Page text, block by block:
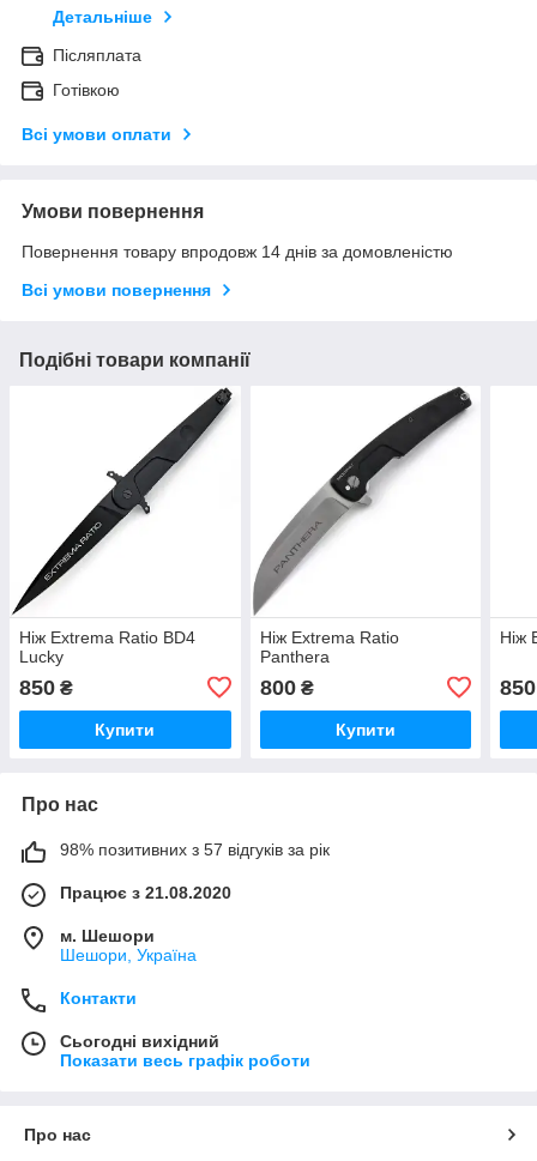
Детальніше
Післяплата
Готівкою
Всі умови оплати
Умови повернення
Повернення товару впродовж 14 днів за домовленістю
Всі умови повернення
Подібні товари компанії
Ніж Extrema Ratio BD4
Lucky
850 ₴
Купити
Ніж Extrema Ratio
Panthera
800₴
Купити
Ніж
850
Про нас
98% позитивних з 57 відгуків за рік
Працює з 21.08.2020
м. Шешори
Шешори, Україна
Контакти
Сьогодні вихідний
Показати весь графік роботи
Про нас